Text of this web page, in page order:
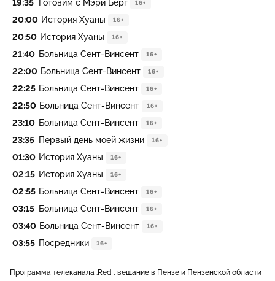
19:35 Готовим с Мэри Берг 16+
20:00 История Хуаны 16+
20:50 История Хуаны 16+
21:40 Больница Сент-Винсент 16+
22:00 Больница Сент-Винсент 16+
22:25 Больница Сент-Винсент 16+
22:50 Больница Сент-Винсент 16+
23:10 Больница Сент-Винсент 16+
23:35 Первый день моей жизни 16+
01:30 История Хуаны 16+
02:15 История Хуаны 16+
02:55 Больница Сент-Винсент 16+
03:15 Больница Сент-Винсент 16+
03:40 Больница Сент-Винсент 16+
03:55 Посредники 16+
Программа телеканала .Red , вещание в Пензе и Пензенской области